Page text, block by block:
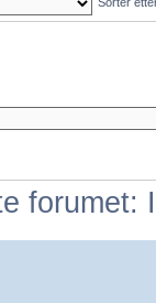
Sorter